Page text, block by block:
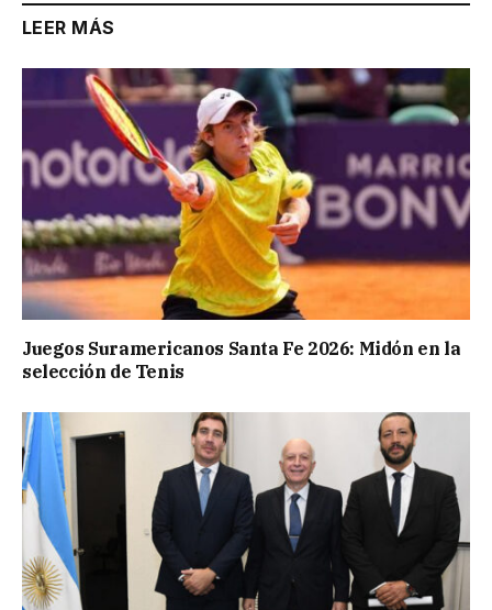
LEER MÁS
Juegos Suramericanos Santa Fe 2026: Midón en la
selección de Tenis